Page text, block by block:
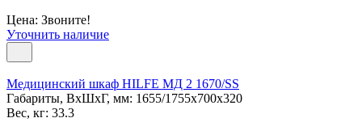
Цена: Звоните!
Уточнить наличие
Медицинский шкаф HILFE МД 2 1670/SS
Габариты, ВxШxГ, мм: 1655/1755x700x320
Вес, кг: 33.3